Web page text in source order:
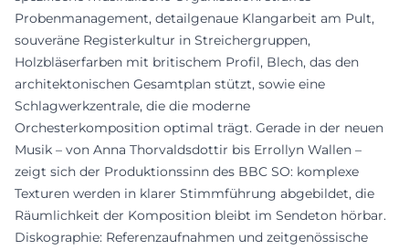
Probenmanagement, detailgenaue Klangarbeit am Pult,
souveräne Registerkultur in Streichergruppen,
Holzbläserfarben mit britischem Profil, Blech, das den
architektonischen Gesamtplan stützt, sowie eine
Schlagwerkzentrale, die die moderne
Orchesterkomposition optimal trägt. Gerade in der neuen
Musik – von Anna Thorvaldsdottir bis Errollyn Wallen –
zeigt sich der Produktionssinn des BBC SO: komplexe
Texturen werden in klarer Stimmführung abgebildet, die
Räumlichkeit der Komposition bleibt im Sendeton hörbar.
Diskographie: Referenzaufnahmen und zeitgenössische